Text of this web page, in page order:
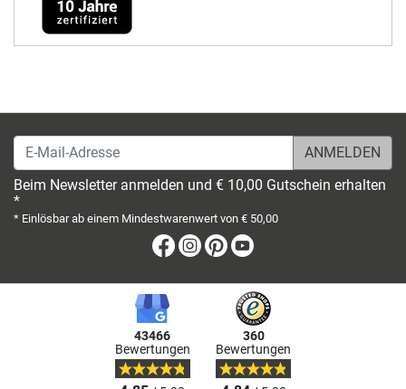
E-Mail-Adresse
Beim Newsletter anmelden und € 10,00 Gutschein erhalten
*
* Einlösbar ab einem Mindestwarenwert von € 50,00
Facebook
Instagram
Pinterest
43466
Bewertungen
360
Bewertungen